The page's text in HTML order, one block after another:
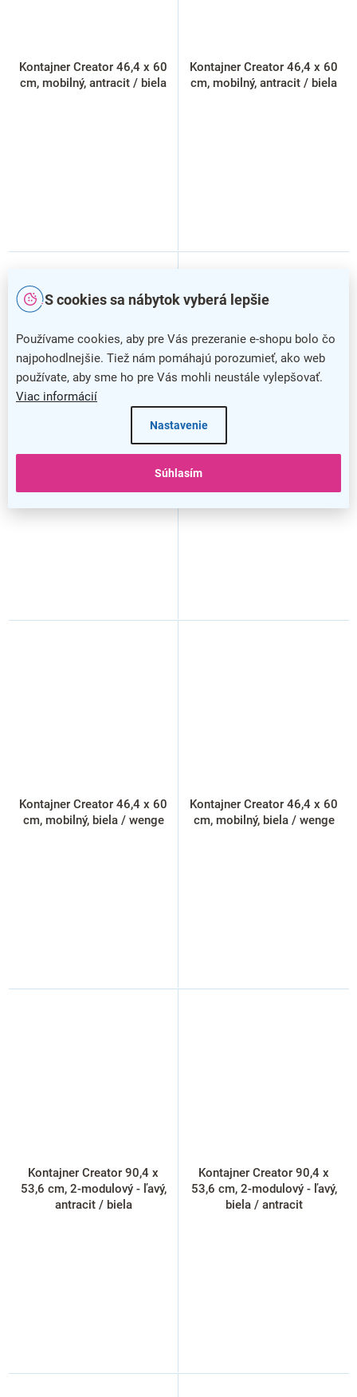
S cookies sa nábytok vyberá lepšie
Používame cookies, aby pre Vás prezeranie e-shopu bolo čo
najpohodlnejšie. Tiež nám pomáhajú porozumieť, ako web
používate, aby sme ho pre Vás mohli neustále vylepšovať.
Viac informácií
Nastavenie
Súhlasím
Kontajner Creator 46,4 x 60
cm, mobilný, antracit / biela
Kontajner Creator 46,4 x 60
cm, mobilný, antracit / biela
cm, mobilný, biela / antracit
cm, mobilný, biela / antracit
Kontajner Creator 46,4 x 60
cm, mobilný, biela / wenge
Kontajner Creator 46,4 x 60
cm, mobilný, biela / wenge
Kontajner Creator 90,4 x
53,6 cm, 2-modulový - ľavý,
antracit / biela
Kontajner Creator 90,4 x
53,6 cm, 2-modulový - ľavý,
biela / antracit